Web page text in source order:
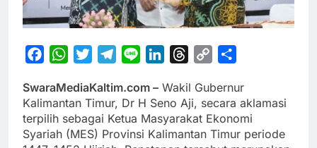
FacebookWhatsApp
TwitterTelegram
Line LinkedInThreads
Copy
SwaraMediaKaltim.com – Wakil Gubernur
Kalimantan Timur, Dr H Seno Aji, secara aklamasi
terpilih sebagai Ketua Masyarakat Ekonomi
Syariah (MES) Provinsi Kalimantan Timur periode